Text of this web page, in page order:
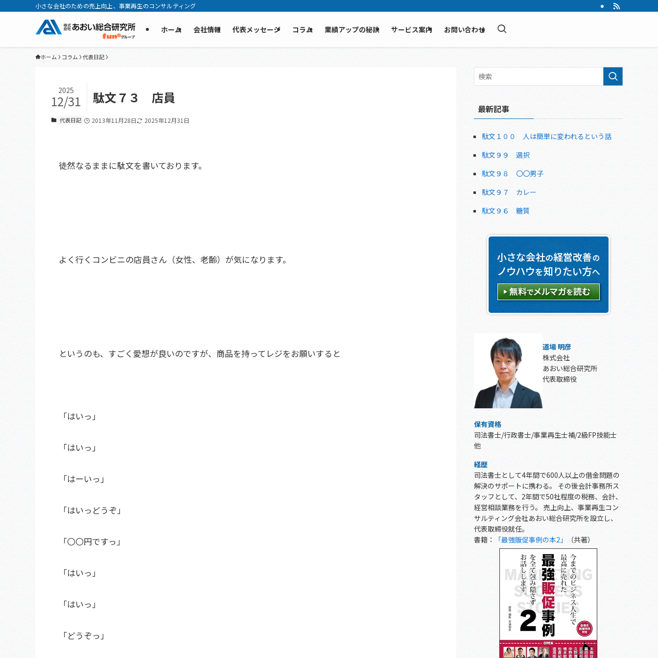
小さな会社のための売上向上、事業再生のコンサルティング
ホーム 会社情報 代表メッセージ コラム 業績アップの秘訣 サービス案内 お問い合わせ
ホーム コラム 代表日記
駄文７３ 店員
2025
12/31
代表日記 2013年11月28日 2025年12月31日
徒然なるままに駄文を書いております。
よく行くコンビニの店員さん（女性、老齢）が気になります。
というのも、すごく愛想が良いのですが、商品を持ってレジをお願いすると
「はいっ」
「はいっ」
「はーいっ」
「はいっどうぞ」
「〇〇円ですっ」
「はいっ」
「はいっ」
「どうぞっ」
最新記事
駄文１００ 人は簡単に変われるという話
駄文９９ 選択
駄文９８ 〇〇男子
駄文９７ カレー
駄文９６ 糖質
道場 明彦
株式会社
あおい総合研究所
代表取締役
保有資格
司法書士/行政書士/事業再生士補/2級FP技能士
他
経歴
司法書士として4年間で600人以上の借金問題の
解決のサポートに携わる。 その後会計事務所ス
タッフとして、2年間で50社程度の税務、会計、
経営相談業務を行う。 売上向上、事業再生コン
サルティング会社あおい総合研究所を設立し、
代表取締役就任。
書籍：
「最強販促事例の本2」 （共著）